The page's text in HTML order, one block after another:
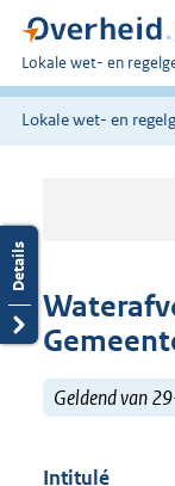
U
bent
hier:
Lokale wet- en
Lokale wet- en
Geldend van
Intitulé